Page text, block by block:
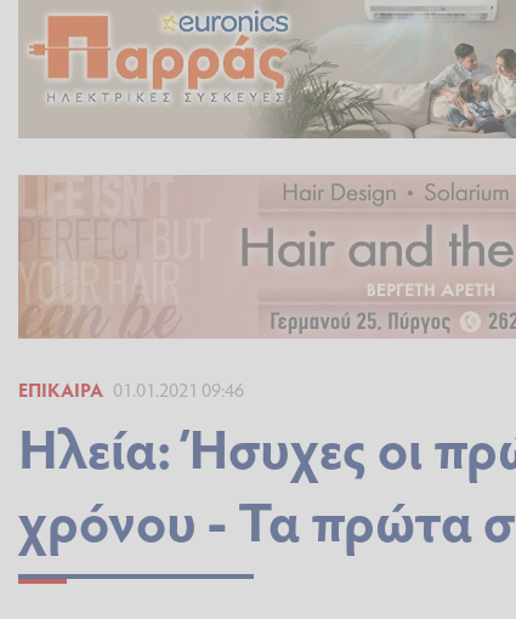
ΕΠΊΚΑΙΡΑ 01.01.2021 09:46
Ηλεία: Ήσυχες οι
χρόνου - Τα πρώτα